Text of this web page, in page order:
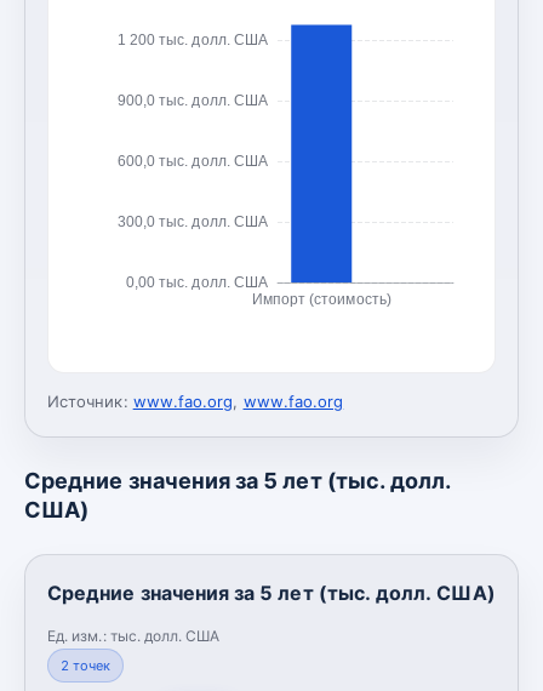
0,00 тыс. долл. США
300,0 тыс. долл. США
600,0 тыс. долл. США
900,0 тыс. долл. США
1 200 тыс. долл. США
Импорт (стоимость)
Источник: www.fao.org, www.fao.org
Средние значения за 5 лет (тыс. долл.
США)
Средние значения за 5 лет (тыс. долл. США)
Ед. изм.: тыс. долл. США
2 точек